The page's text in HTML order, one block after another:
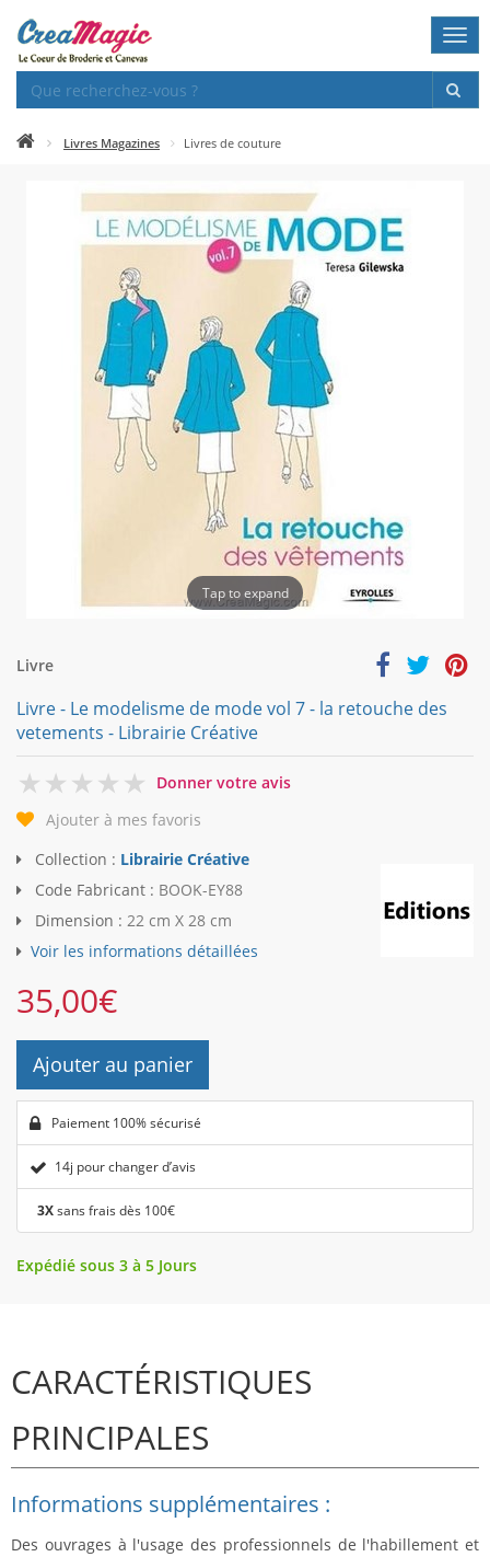
Livres Magazines Livres de couture
Tap to expand
Livre
Livre - Le modelisme de mode vol 7 - la retouche des
vetements - Librairie Créative
0
Donner votre avis
Ajouter à mes favoris
Collection : Librairie Créative
Code Fabricant : BOOK-EY88
Dimension : 22 cm X 28 cm
Voir les informations détaillées
35,00€
Ajouter au panier
Paiement 100% sécurisé
14j pour changer d’avis
3Xsans frais dès 100€
Expédié sous 3 à 5 Jours
CARACTÉRISTIQUES
PRINCIPALES
Informations supplémentaires :
Des ouvrages à l'usage des professionnels de l'habillement et